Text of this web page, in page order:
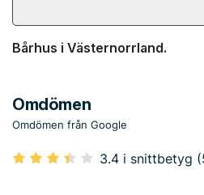
Bårhus i Västernorrland.
Omdömen
Omdömen från Google
3.4 i snittbetyg